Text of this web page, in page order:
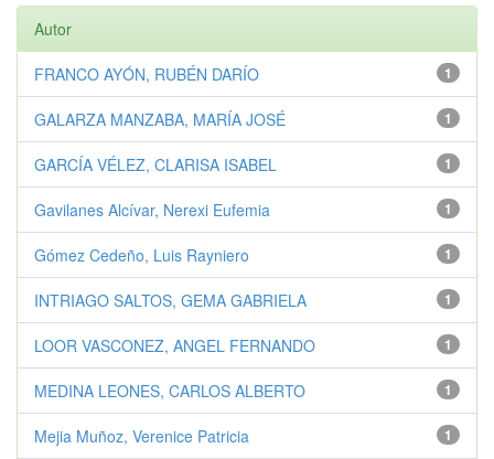
Autor
1
FRANCO AYÓN, RUBÉN DARÍO
1
GALARZA MANZABA, MARÍA JOSÉ
1
GARCÍA VÉLEZ, CLARISA ISABEL
1
Gavilanes Alcívar, Nerexi Eufemia
1
Gómez Cedeño, Luis Rayniero
1
INTRIAGO SALTOS, GEMA GABRIELA
1
LOOR VASCONEZ, ANGEL FERNANDO
1
MEDINA LEONES, CARLOS ALBERTO
1
Mejia Muñoz, Verenice Patricia